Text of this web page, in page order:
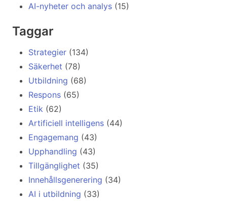
AI-nyheter och analys (15)
Taggar
Strategier (134)
Säkerhet (78)
Utbildning (68)
Respons (65)
Etik (62)
Artificiell intelligens (44)
Engagemang (43)
Upphandling (43)
Tillgänglighet (35)
Innehållsgenerering (34)
AI i utbildning (33)